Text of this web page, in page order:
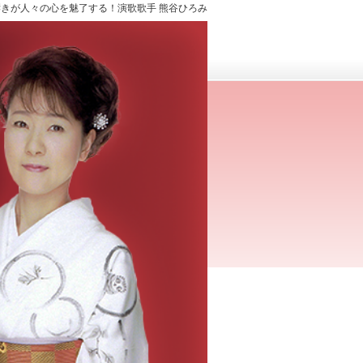
が人々の心を魅了する！演歌歌手 熊谷ひろみ